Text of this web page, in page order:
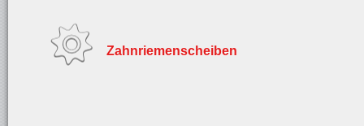
Zahnriemenscheiben